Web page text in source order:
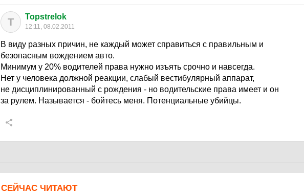
T Topstrelok
12:11, 08.02.2011
В виду разных причин, не каждый может справиться с правильным и
безопасным вождением авто.
Минимум у 20% водителей права нужно изъять срочно и навсегда.
Нет у человека должной реакции, слабый вестибулярный аппарат,
не дисциплинированный с рождения - но водительские права имеет и он
за рулем. Называется - бойтесь меня. Потенциальные убийцы.
СЕЙЧАС ЧИТАЮТ